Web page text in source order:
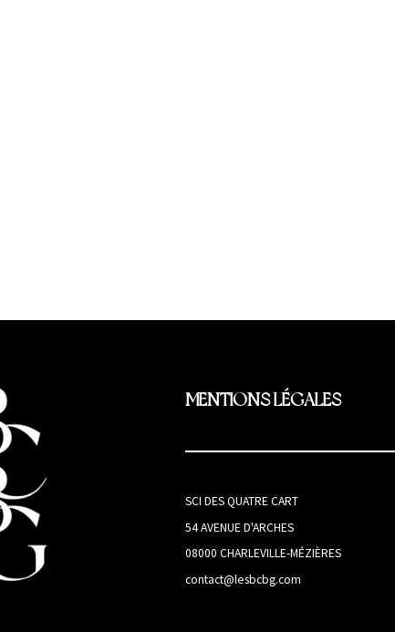
MENTIONS LÉGALES
SCI DES QUATRE CART
54 AVENUE D'ARCHES
08000 CHARLEVILLE-MÉZIÈRES
contact@lesbcbg.com